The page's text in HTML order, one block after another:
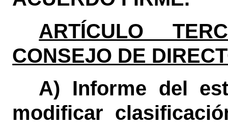
ARTÍCULO
CONSEJO DE
A) Informe del
modificar